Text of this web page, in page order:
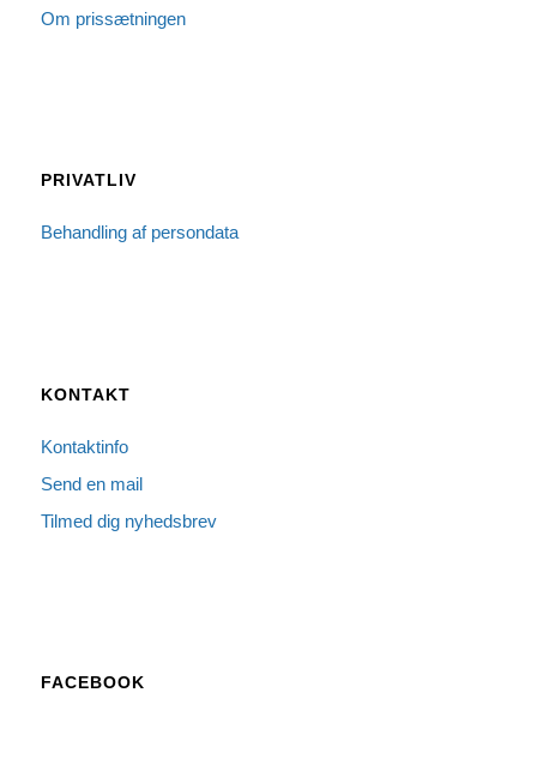
Om prissætningen
PRIVATLIV
Behandling af persondata
KONTAKT
Kontaktinfo
Send en mail
Tilmed dig nyhedsbrev
FACEBOOK